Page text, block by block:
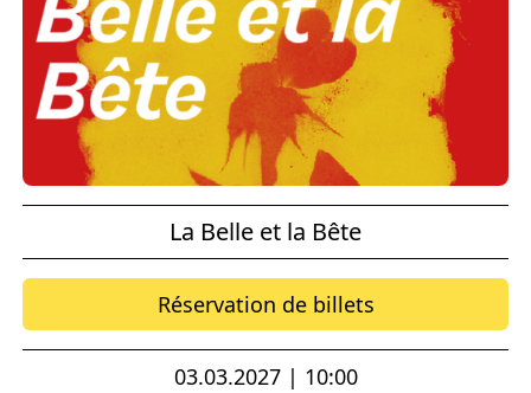
La Belle et la Bête
Réservation de billets
03.03.2027 | 10:00